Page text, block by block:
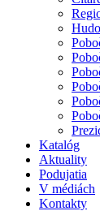
Katalóg
Aktuality
Podujatia
V médiách
Kontakty